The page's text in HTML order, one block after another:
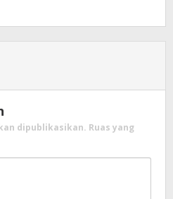
dipublikasikan. Ruas yang